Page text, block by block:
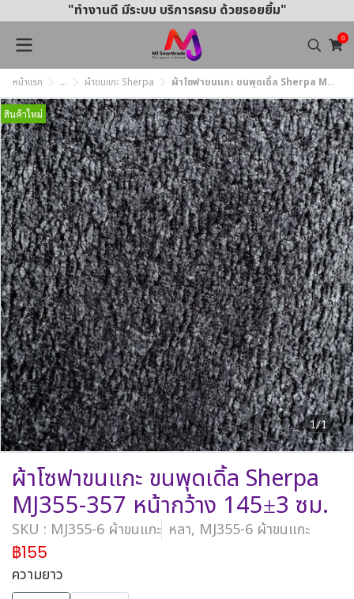
"ทำงานดี มีระบบ บริการครบ ด้วยรอยยิ้ม"
0
หน้าแรก ... ผ้าขนแกะ Sherpa ผ้าโซฟาขนแกะ ขนพุดเดิ้ล Sherpa MJ355-357 หน้ากว้าง 145±3 ซม.
1/1
สินค้าใหม่
ผ้าโซฟาขนแกะ ขนพุดเดิ้ล Sherpa
MJ355-357 หน้ากว้าง 145±3 ซม.
SKU : MJ355-6 ผ้าขนแกะ หลา, MJ355-6 ผ้าขนแกะ
฿155
ความยาว